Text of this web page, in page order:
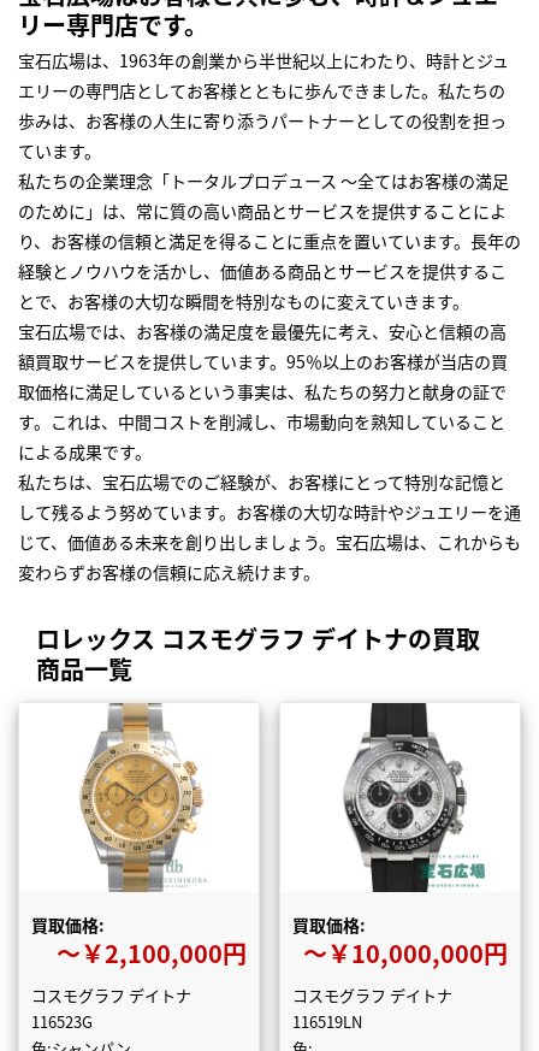
リー専門店です。
宝石広場は、1963年の創業から半世紀以上にわたり、時計とジュ
エリーの専門店としてお客様とともに歩んできました。私たちの
歩みは、お客様の人生に寄り添うパートナーとしての役割を担っ
ています。
私たちの企業理念「トータルプロデュース ～全てはお客様の満足
のために」は、常に質の高い商品とサービスを提供することによ
り、お客様の信頼と満足を得ることに重点を置いています。長年の
経験とノウハウを活かし、価値ある商品とサービスを提供するこ
とで、お客様の大切な瞬間を特別なものに変えていきます。
宝石広場では、お客様の満足度を最優先に考え、安心と信頼の高
額買取サービスを提供しています。95％以上のお客様が当店の買
取価格に満足しているという事実は、私たちの努力と献身の証で
す。これは、中間コストを削減し、市場動向を熟知していること
による成果です。
私たちは、宝石広場でのご経験が、お客様にとって特別な記憶と
して残るよう努めています。お客様の大切な時計やジュエリーを通
じて、価値ある未来を創り出しましょう。宝石広場は、これからも
変わらずお客様の信頼に応え続けます。
ロレックス コスモグラフ デイトナの買取
商品一覧
買取価格:
〜￥2,100,000円
コスモグラフ デイトナ
116523G
買取価格:
〜￥10,000,000円
コスモグラフ デイトナ
116519LN